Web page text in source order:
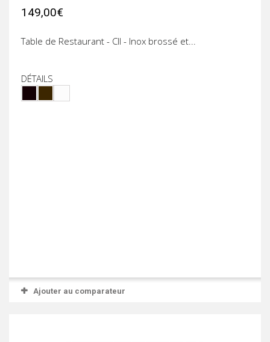
149,00€
Table de Restaurant - CII - Inox brossé et...
DÉTAILS
Ajouter au comparateur